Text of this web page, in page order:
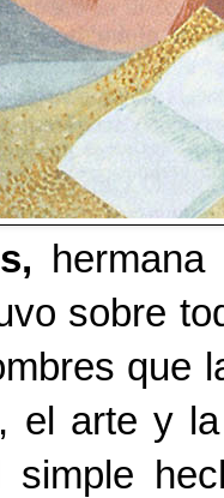
sobre
que
el arte y
simple